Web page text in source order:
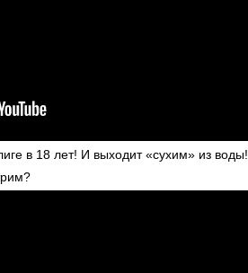
в 18 лет! И выходит «сухим» из воды!